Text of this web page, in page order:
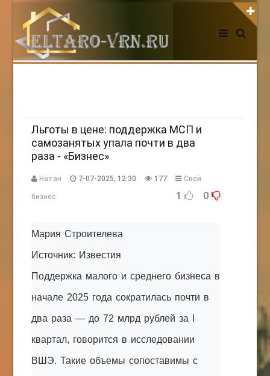
АВТОРИЗАЦИЯ НА САЙТЕ
Регистрация
НОВОСТИ СЕГОДНЯ
Edgarpo26@gmail.com
axin.ed@yandex.ru
yrikf40@gmail.com
Льготы в цене: поддержка МСП и
самозанятых упала почти в два
раза - «Бизнес»
Натан 7-07-2025, 12:30 177 Свой
бизнес 1 0
Мария Строителева
Источник: Известия
Поддержка малого и среднего бизнеса в
начале 2025 года сократилась почти в
два раза — до 72 млрд рублей за I
квартал, говорится в исследовании
ВШЭ. Такие объемы сопоставимы с